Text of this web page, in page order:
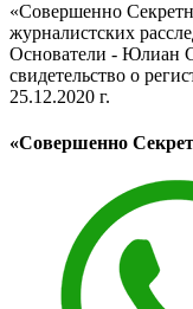
«Совершенно
журналистских
Основатели - Юлиан
свидетельство о
25.12.2020 г.
«Совершенно